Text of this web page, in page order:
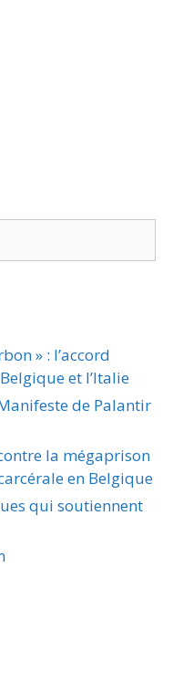
» : l’accord
et l’Italie
de Palantir
la mégaprison
en Belgique
qui soutiennent